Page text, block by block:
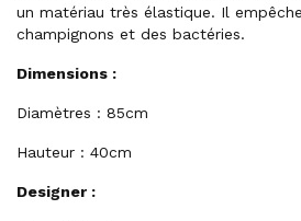
un matériau très élastique. Il
champignons et des bactéries.
Dimensions :
Diamètres : 85cm
Hauteur : 40cm
Designer :